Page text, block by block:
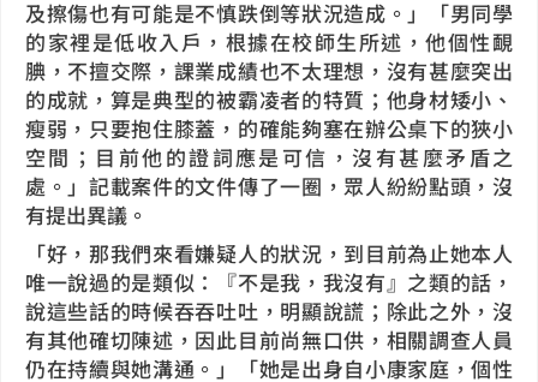
及擦傷也有可能是不慎跌倒等狀況造成。」「男同學
的家裡是低收入戶，根據在校師生所述，他個性靦
腆，不擅交際，課業成績也不太理想，沒有甚麼突出
的成就，算是典型的被霸凌者的特質；他身材矮小、
瘦弱，只要抱住膝蓋，的確能夠塞在辦公桌下的狹小
空間；目前他的證詞應是可信，沒有甚麼矛盾之
處。」記載案件的文件傳了一圈，眾人紛紛點頭，沒
有提出異議。
「好，那我們來看嫌疑人的狀況，到目前為止她本人
唯一說過的是類似：『不是我，我沒有』之類的話，
說這些話的時候吞吞吐吐，明顯說謊；除此之外，沒
有其他確切陳述，因此目前尚無口供，相關調查人員
仍在持續與她溝通。」「她是出身自小康家庭，個性